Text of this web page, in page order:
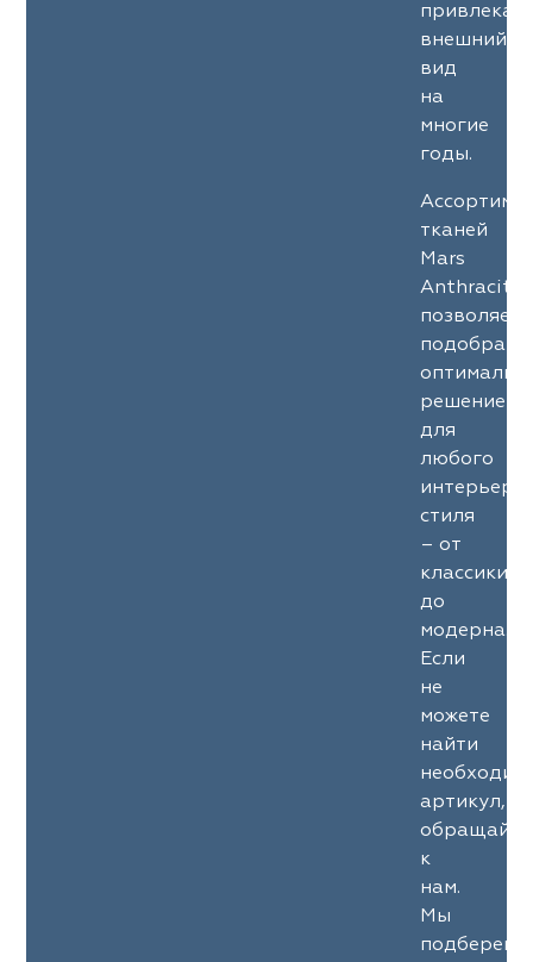
внешний
вид
на
многие
годы.
тканей
Mars
Anthracite
позволяет
подобрать
решение
для
любого
стиля
– от
классики
до
модерна.
Если
не
можете
найти
артикул,
к
нам.
Мы
подберем